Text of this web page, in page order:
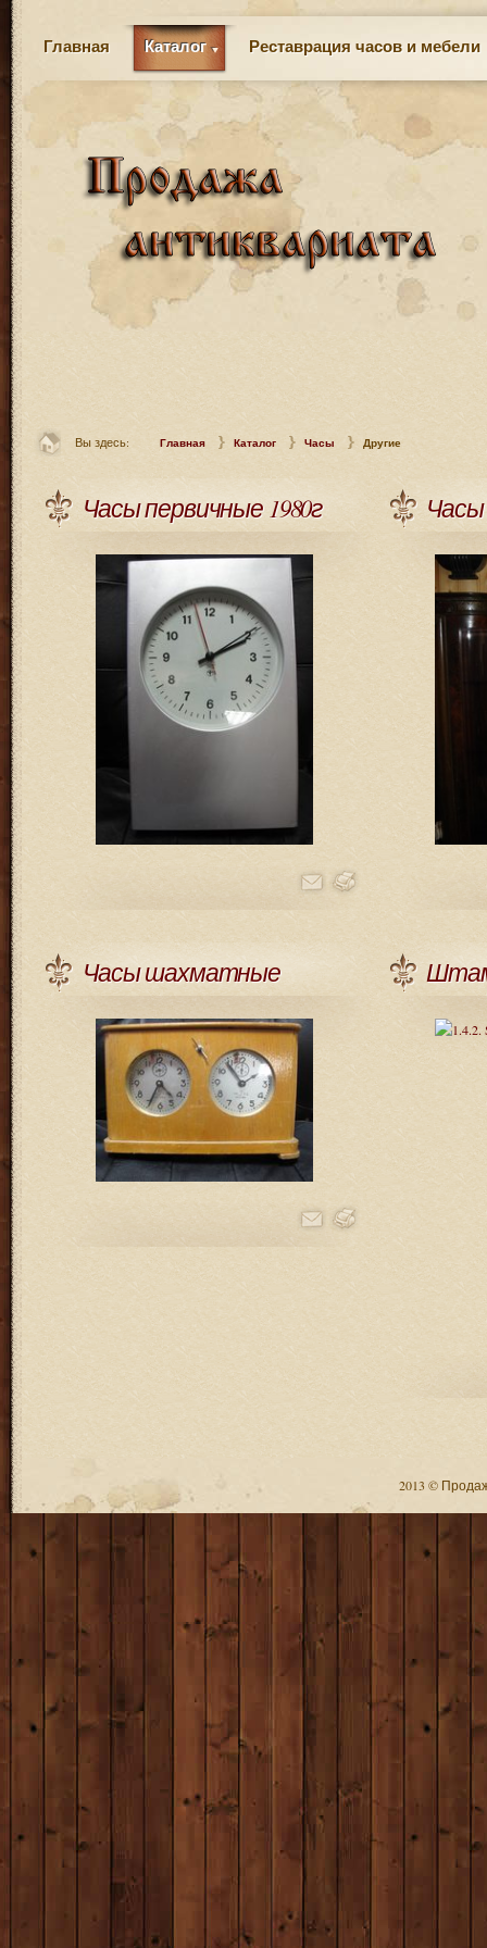
Главная Каталог Реставрация часов и мебели
Вы здесь: Главная Каталог Часы Другие
Часы первичные 1980г Часы
Часы шахматные
2013 ©